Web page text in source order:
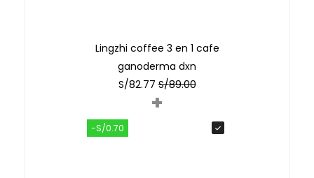
Lingzhi coffee 3 en 1 cafe
ganoderma dxn
S/82.77 S/89.00
+
-S/0.70